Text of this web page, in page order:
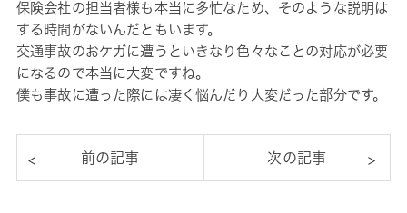
保険会社の担当者様も本当に多忙なため、そのような説明は
する時間がないんだともいます。
交通事故のおケガに遭うといきなり色々なことの対応が必要
になるので本当に大変ですね。
僕も事故に遭った際には凄く悩んだり大変だった部分です。